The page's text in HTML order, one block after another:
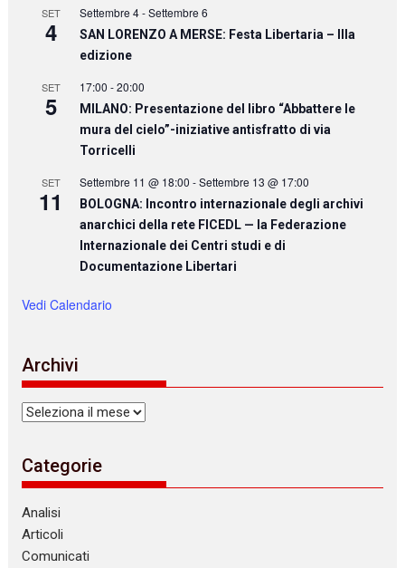
SET
4
Settembre 4-Settembre 6
SAN LORENZO A MERSE: Festa Libertaria – IIIa
edizione
SET
5
17:00 -20:00
MILANO: Presentazione del libro “Abbattere le
mura del cielo”-iniziative antisfratto di via
Torricelli
SET
11
Settembre 11 @ 18:00 -Settembre 13 @ 17:00
BOLOGNA: Incontro internazionale degli archivi
anarchici della rete FICEDL — la Federazione
Internazionale dei Centri studi e di
Documentazione Libertari
Vedi Calendario
Archivi
Archivi
Categorie
Analisi
Articoli
Comunicati